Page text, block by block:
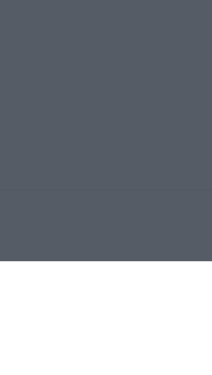
del mare 6/G, S.Eufemia, Lamezia
Terme 5/2011 - Direttore